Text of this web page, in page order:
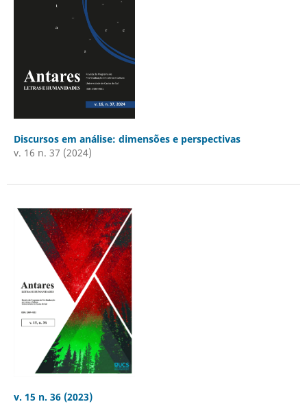
Discursos em análise: dimensões e perspectivas
v. 16 n. 37 (2024)
v. 15 n. 36 (2023)